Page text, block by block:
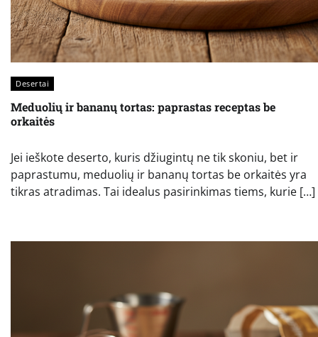
Desertai
Meduolių ir bananų tortas: paprastas receptas be
orkaitės
Jei ieškote deserto, kuris džiugintų ne tik skoniu, bet ir
paprastumu, meduolių ir bananų tortas be orkaitės yra
tikras atradimas. Tai idealus pasirinkimas tiems, kurie […]